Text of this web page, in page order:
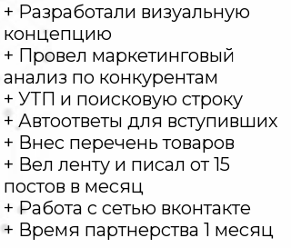
+ Разработали визуальную
концепцию
+ Провел маркетинговый
анализ по конкурентам
+ УТП и поисковую строку
+ Автоответы для вступивших
+ Внес перечень товаров
+ Вел ленту и писал от 15
постов в месяц
+ Работа с сетью вконтакте
+ Время партнерства 1 месяц